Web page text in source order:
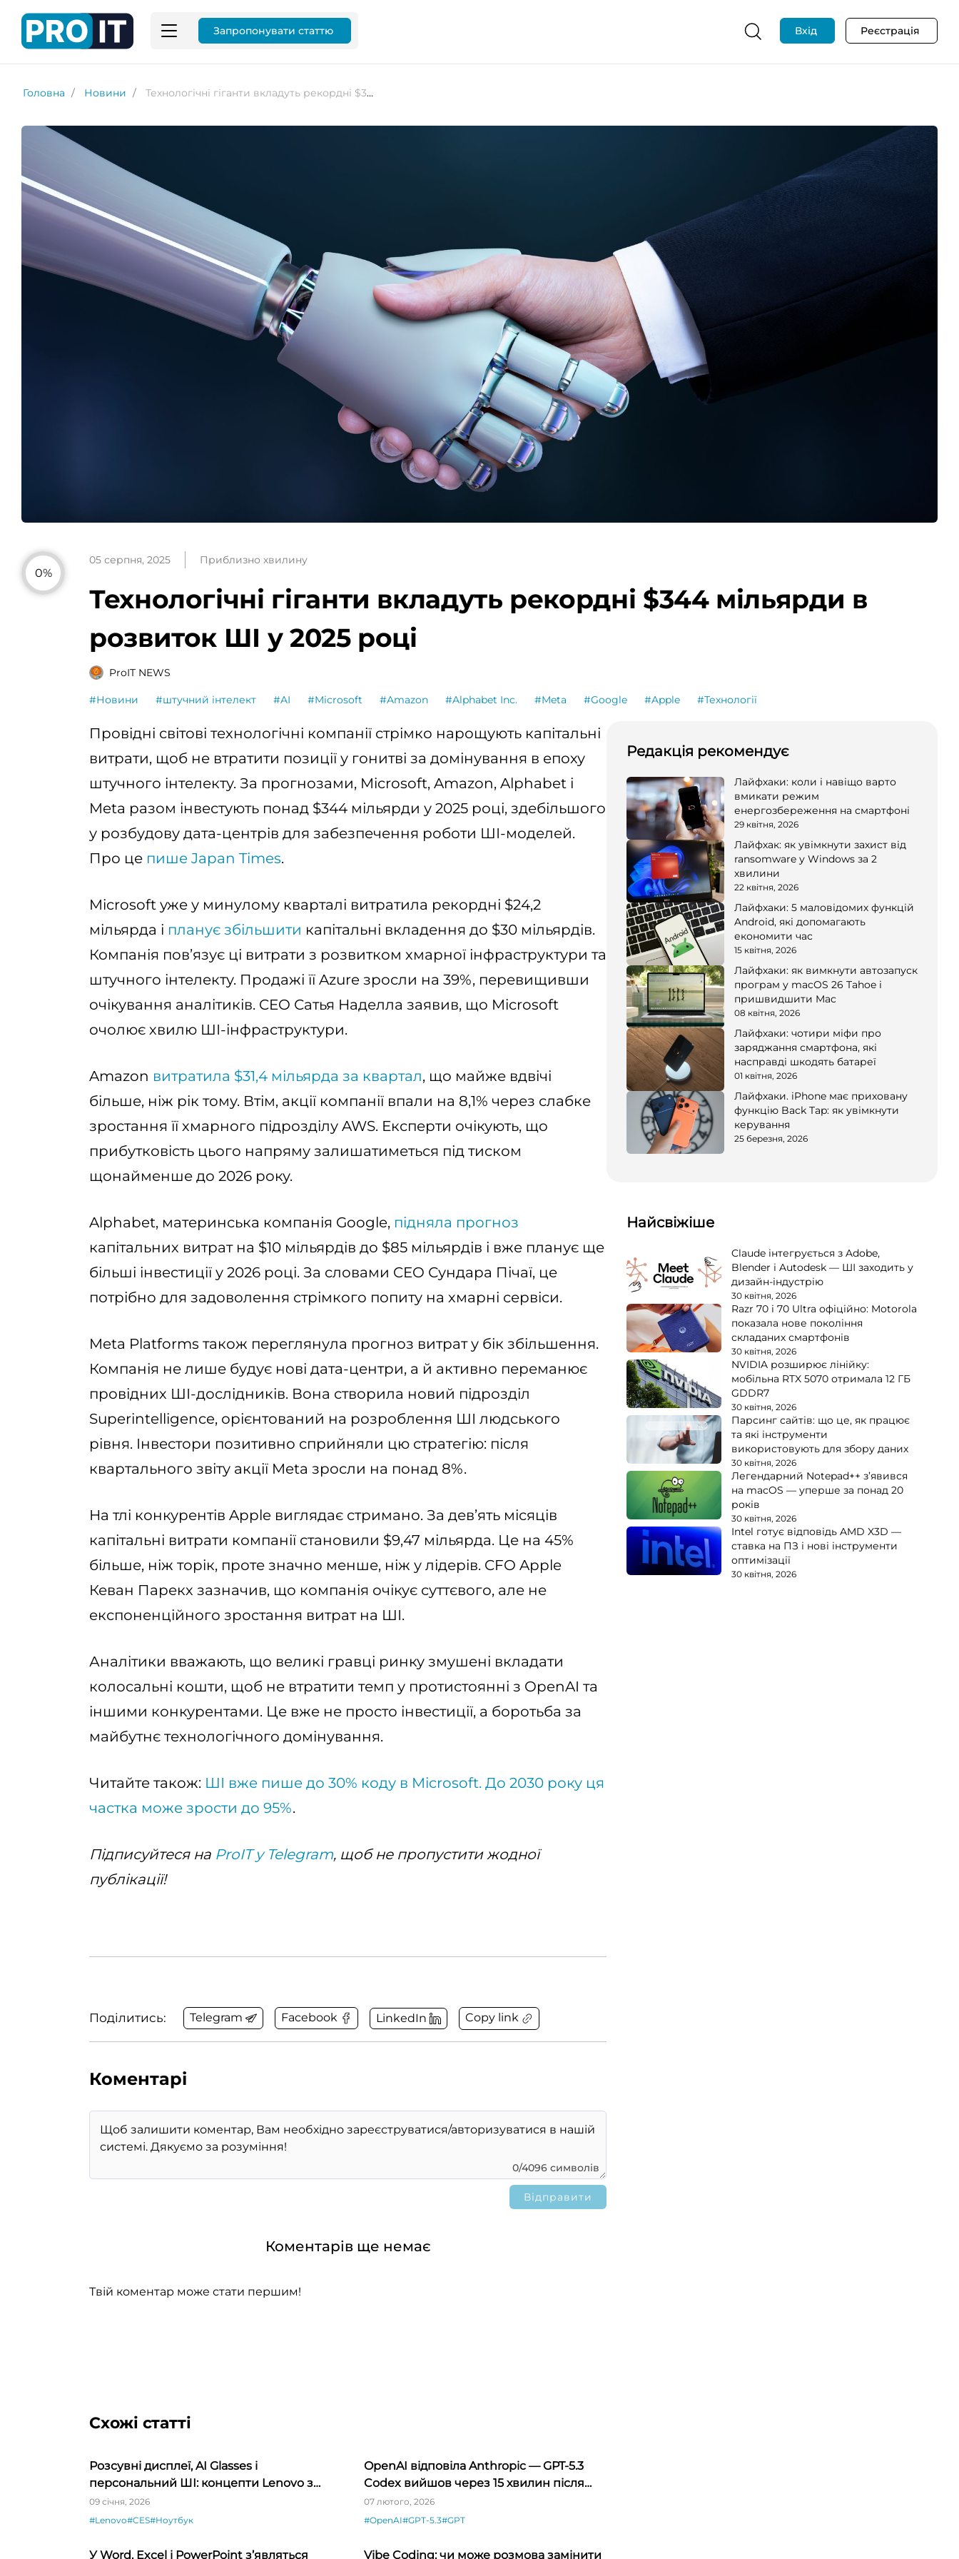
Запропонувати статтю Вхід Реєстрація
Головна Новини Технологічні гіганти вкладуть рекордні $344 мільярди в розвиток ШІ у 2025 році
0%
05 серпня, 2025 Приблизно хвилину
Технологічні гіганти вкладуть рекордні $344 мільярди в
розвиток ШІ у 2025 році
ProIT NEWS
#Новини #штучний інтелект #AI #Microsoft #Amazon #Alphabet Inc. #Meta #Google #Apple #Технології
Провідні світові технологічні компанії стрімко нарощують капітальні
витрати, щоб не втратити позиції у гонитві за домінування в епоху
штучного інтелекту. За прогнозами, Microsoft, Amazon, Alphabet і
Meta разом інвестують понад $344 мільярди у 2025 році, здебільшого
у розбудову дата-центрів для забезпечення роботи ШІ-моделей.
Про це пише Japan Times.
Microsoft уже у минулому кварталі витратила рекордні $24,2
мільярда і планує збільшити капітальні вкладення до $30 мільярдів.
Компанія пов’язує ці витрати з розвитком хмарної інфраструктури та
штучного інтелекту. Продажі її Azure зросли на 39%, перевищивши
очікування аналітиків. CEO Сатья Наделла заявив, що Microsoft
очолює хвилю ШІ-інфраструктури.
Amazon витратила $31,4 мільярда за квартал, що майже вдвічі
більше, ніж рік тому. Втім, акції компанії впали на 8,1% через слабке
зростання її хмарного підрозділу AWS. Експерти очікують, що
прибутковість цього напряму залишатиметься під тиском
щонайменше до 2026 року.
Alphabet, материнська компанія Google, підняла прогноз
капітальних витрат на $10 мільярдів до $85 мільярдів і вже планує ще
більші інвестиції у 2026 році. За словами CEO Сундара Пічаї, це
потрібно для задоволення стрімкого попиту на хмарні сервіси.
Meta Platforms також переглянула прогноз витрат у бік збільшення.
Компанія не лише будує нові дата-центри, а й активно переманює
провідних ШІ-дослідників. Вона створила новий підрозділ
Superintelligence, орієнтований на розроблення ШІ людського
рівня. Інвестори позитивно сприйняли цю стратегію: після
квартального звіту акції Meta зросли на понад 8%.
На тлі конкурентів Apple виглядає стримано. За дев’ять місяців
капітальні витрати компанії становили $9,47 мільярда. Це на 45%
більше, ніж торік, проте значно менше, ніж у лідерів. CFO Apple
Кеван Парекх зазначив, що компанія очікує суттєвого, але не
експоненційного зростання витрат на ШІ.
Аналітики вважають, що великі гравці ринку змушені вкладати
колосальні кошти, щоб не втратити темп у протистоянні з OpenAI та
іншими конкурентами. Це вже не просто інвестиції, а боротьба за
майбутнє технологічного домінування.
Читайте також: ШІ вже пише до 30% коду в Microsoft. До 2030 року ця
частка може зрости до 95%.
Підписуйтеся на ProIT у Telegram, щоб не пропустити жодної
публікації!
Поділитись: Telegram Facebook LinkedIn Copy link
Коментарі
0/4096 символів
Коментарів ще немає
Твій коментар може стати першим!
Схожі статті
Розсувні дисплеї, AI Glasses і
персональний ШІ: концепти Lenovo з
CES 2026
09 січня, 2026
#Lenovo#CES#Ноутбук
OpenAI відповіла Anthropic — GPT-5.3
Codex вийшов через 15 хвилин після
Opus 4.6
07 лютого, 2026
#OpenAI#GPT-5.3#GPT
У Word, Excel і PowerPoint з’являться Vibe Coding: чи може розмова замінити
Редакція рекомендує
Лайфхаки: коли і навіщо варто
вмикати режим
енергозбереження на смартфоні
29 квітня, 2026
Лайфхак: як увімкнути захист від
ransomware у Windows за 2
хвилини
22 квітня, 2026
Лайфхаки: 5 маловідомих функцій
Android, які допомагають
економити час
15 квітня, 2026
Лайфхаки: як вимкнути автозапуск
програм у macOS 26 Tahoe і
пришвидшити Mac
08 квітня, 2026
Лайфхаки: чотири міфи про
заряджання смартфона, які
насправді шкодять батареї
01 квітня, 2026
Лайфхаки. iPhone має приховану
функцію Back Tap: як увімкнути
керування
25 березня, 2026
Найсвіжіше
Claude інтегрується з Adobe,
Blender і Autodesk — ШІ заходить у
дизайн-індустрію
30 квітня, 2026
Razr 70 і 70 Ultra офіційно: Motorola
показала нове покоління
складаних смартфонів
30 квітня, 2026
NVIDIA розширює лінійку:
мобільна RTX 5070 отримала 12 ГБ
GDDR7
30 квітня, 2026
Парсинг сайтів: що це, як працює
та які інструменти
використовують для збору даних
30 квітня, 2026
Легендарний Notepad++ з’явився
на macOS — уперше за понад 20
років
30 квітня, 2026
Intel готує відповідь AMD X3D —
ставка на ПЗ і нові інструменти
оптимізації
30 квітня, 2026